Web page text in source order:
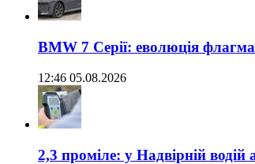
BMW 7 Серії: еволюція
12:46 05.08.2026
2,3 проміле: у Надвірній